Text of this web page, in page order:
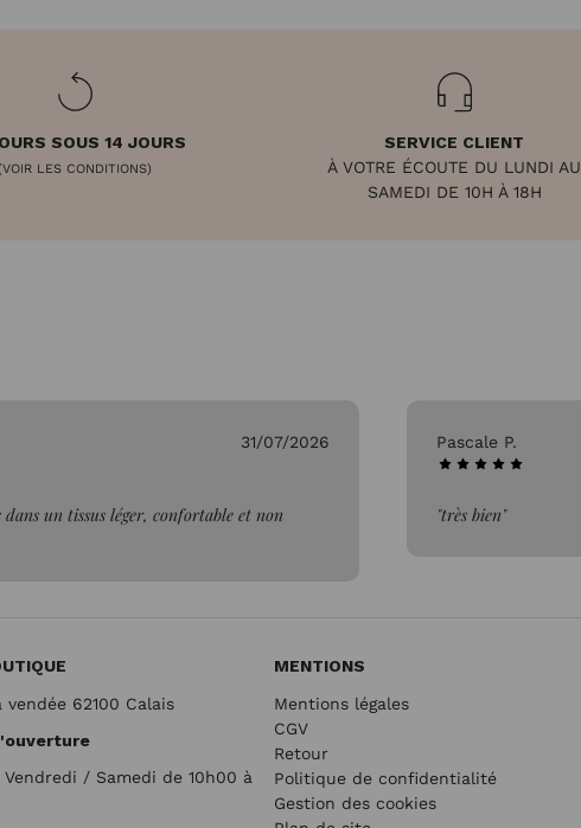
SOUS 14 JOURS
LES CONDITIONS)
SERVICE CLIENT
À VOTRE ÉCOUTE DU LUNDI AU
SAMEDI DE 10H À 18H
31/07/2026
dans un tissus léger, confortable et non
Pascale P.
"très bien"
62100 Calais
/ Samedi de 10h00 à
MENTIONS
Mentions légales
CGV
Retour
Politique de confidentialité
Gestion des cookies